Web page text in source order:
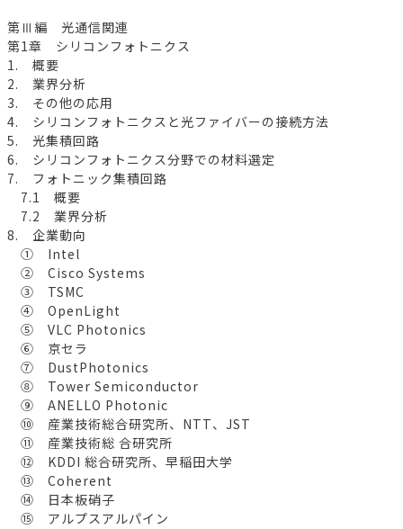
第Ⅲ編 光通信関連
第1章 シリコンフォトニクス
1. 概要
2. 業界分析
3. その他の応用
4. シリコンフォトニクスと光ファイバーの接続方法
5. 光集積回路
6. シリコンフォトニクス分野での材料選定
7. フォトニック集積回路
7.1 概要
7.2 業界分析
8. 企業動向
① Intel
② Cisco Systems
③ TSMC
④ OpenLight
⑤ VLC Photonics
⑥ 京セラ
⑦ DustPhotonics
⑧ Tower Semiconductor
⑨ ANELLO Photonic
⑩ 産業技術総合研究所、NTT、JST
⑪ 産業技術総 合研究所
⑫ KDDI 総合研究所、早稲田大学
⑬ Coherent
⑭ 日本板硝子
⑮ アルプスアルパイン